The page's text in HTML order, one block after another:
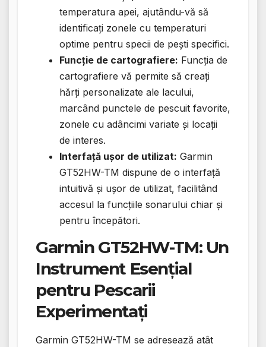
temperatura apei, ajutându-vă să
identificați zonele cu temperaturi
optime pentru specii de pești specifici.
Funcție de cartografiere: Funcția de
cartografiere vă permite să creați
hărți personalizate ale lacului,
marcând punctele de pescuit favorite,
zonele cu adâncimi variate și locații
de interes.
Interfață ușor de utilizat: Garmin
GT52HW-TM dispune de o interfață
intuitivă și ușor de utilizat, facilitând
accesul la funcțiile sonarului chiar și
pentru începători.
Garmin GT52HW-TM: Un
Instrument Esențial
pentru Pescarii
Experimentați
Garmin GT52HW-TM se adresează atât